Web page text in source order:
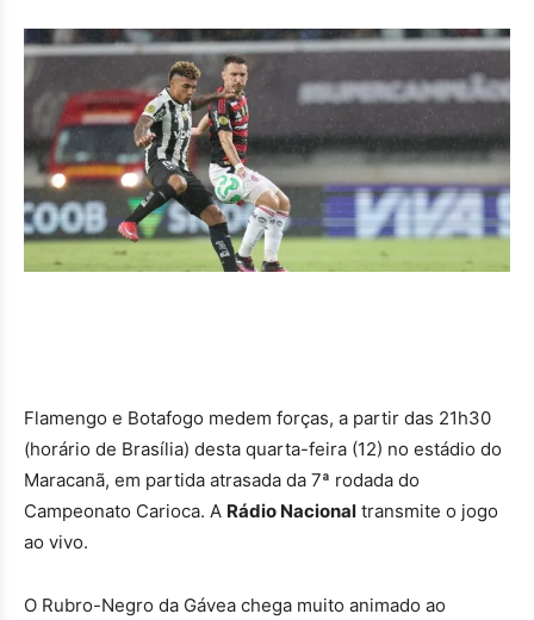
Flamengo e Botafogo medem forças, a partir das 21h30
(horário de Brasília) desta quarta-feira (12) no estádio do
Maracanã, em partida atrasada da 7ª rodada do
Campeonato Carioca. A Rádio Nacional transmite o jogo
ao vivo.
O Rubro-Negro da Gávea chega muito animado ao